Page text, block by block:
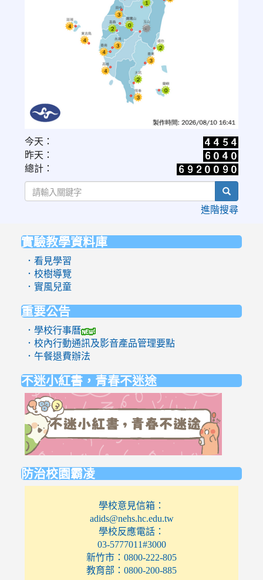
link
to
https://www.cwa.gov.tw/V8/C/W/OBS_UVI.html
今天：
昨天：
總計：
search
進階搜尋
實驗教學資料庫
．看見學習
．校樹導覽
．實風兒童
重要公告
．學校行事曆
．校內行動通訊及影音產品管理要點
．午餐退費辦法
不迷小紅書，青春不迷途
防治校園霸凌
學校意見信箱：
adids@nehs.hc.edu.tw
學校反應電話：
03-5777011#3000
新竹市：0800-222-805
教育部：0800-200-885